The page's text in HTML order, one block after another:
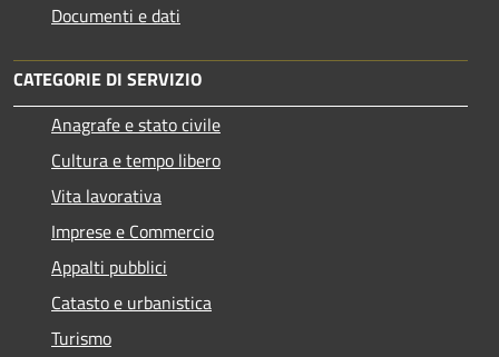
Documenti e dati
CATEGORIE DI SERVIZIO
Anagrafe e stato civile
Cultura e tempo libero
Vita lavorativa
Imprese e Commercio
Appalti pubblici
Catasto e urbanistica
Turismo